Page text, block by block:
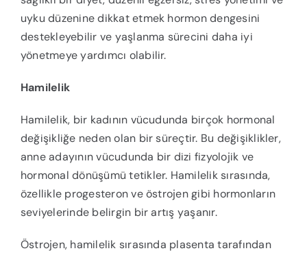
uyku düzenine dikkat etmek hormon dengesini
destekleyebilir ve yaşlanma sürecini daha iyi
yönetmeye yardımcı olabilir.
Hamilelik
Hamilelik, bir kadının vücudunda birçok hormonal
değişikliğe neden olan bir süreçtir. Bu değişiklikler,
anne adayının vücudunda bir dizi fizyolojik ve
hormonal dönüşümü tetikler. Hamilelik sırasında,
özellikle progesteron ve östrojen gibi hormonların
seviyelerinde belirgin bir artış yaşanır.
Östrojen, hamilelik sırasında plasenta tarafından